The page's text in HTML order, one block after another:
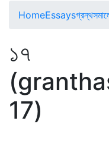
HomeEssays
১৭
17)